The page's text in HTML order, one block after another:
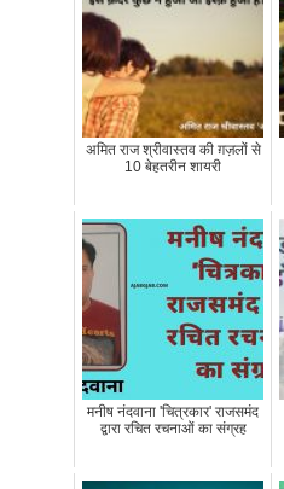
अमित राज श्रीवास्तव की ग़ज़लों से
10 बेहतरीन शायरी
मनीष नंदवाना 'चित्रकार' राजसमंद
द्वारा रचित रचनाओं का संग्रह